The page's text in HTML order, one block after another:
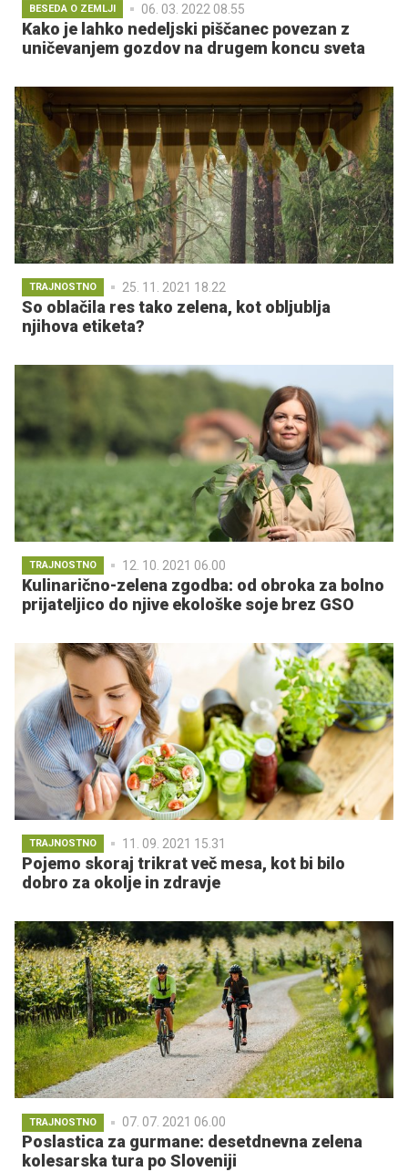
BESEDA O ZEMLJI 06. 03. 2022 08.55
Kako je lahko nedeljski piščanec povezan z
uničevanjem gozdov na drugem koncu sveta
TRAJNOSTNO 25. 11. 2021 18.22
So oblačila res tako zelena, kot obljublja
njihova etiketa?
TRAJNOSTNO 12. 10. 2021 06.00
Kulinarično-zelena zgodba: od obroka za bolno
prijateljico do njive ekološke soje brez GSO
TRAJNOSTNO 11. 09. 2021 15.31
Pojemo skoraj trikrat več mesa, kot bi bilo
dobro za okolje in zdravje
TRAJNOSTNO 07. 07. 2021 06.00
Poslastica za gurmane: desetdnevna zelena
kolesarska tura po Sloveniji